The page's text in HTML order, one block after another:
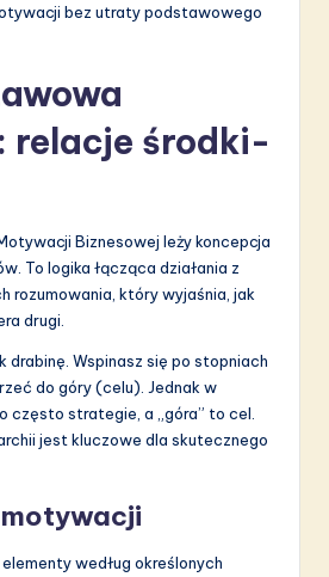
bez utraty podstawowego
relacje środki-
Biznesowej leży koncepcja
To logika łącząca działania z
rozumowania, który wyjaśnia, jak
drugi.
drabinę. Wspinasz się po stopniach
do góry (celu). Jednak w
często strategie, a „góra” to cel.
jest kluczowe dla skutecznego
według określonych